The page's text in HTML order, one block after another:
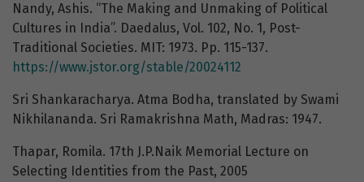
Nandy, Ashis. “The Making and Unmaking of Political
Cultures in India”. Daedalus, Vol. 102, No. 1, Post-
Traditional Societies. MIT: 1973. Pp. 115-137.
https://www.jstor.org/stable/20024112
Sri Shankaracharya. Atma Bodha, translated by Swami
Nikhilananda. Sri Ramakrishna Math, Madras: 1947.
Thapar, Romila. 17th J.P.Naik Memorial Lecture on
Selecting Identities from the Past, 2005